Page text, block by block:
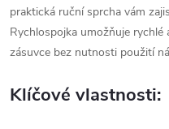
praktická ruční sprcha vám
Rychlospojka umožňuje
zásuvce bez nutnosti použití
Klíčové vlastnosti: